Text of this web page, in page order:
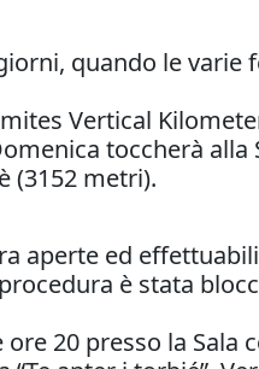
quando le
Vertical
toccherà
(3152 metri).
aperte ed
è stata
20 presso la